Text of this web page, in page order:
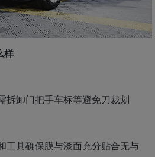
样
拆卸门把手车标等避免刀裁划
工具确保膜与漆面充分贴合无与